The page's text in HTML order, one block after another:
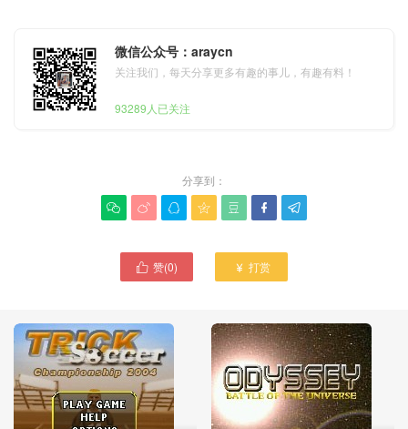
微信公众号：araycn
关注我们，每天分享更多有趣的事儿，有趣有料！
93289人已关注
分享到：
      
 赞(0)  打赏